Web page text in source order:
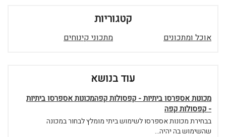
קטגוריות
אוכל ומתכונים מתכוני קינוחים
עוד בנושא
מכונות אספרסו ביתיות - קפסולות קפהמכונות אספרסו ביתיות
- קפסולות קפה
בבחירת מכונות אספרסו לשימוש ביתי מומלץ לבחור במכונה
שהשימוש בה יהיה...